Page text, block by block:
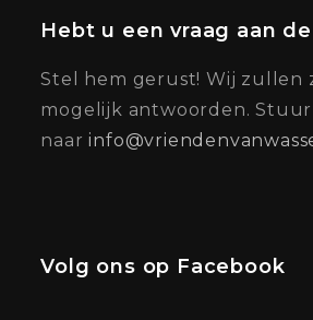
Hebt u een vraag aan
Stel hem gerust! Wij zullen
mogelijk antwoorden. Stuur
naar
Volg ons op Facebook